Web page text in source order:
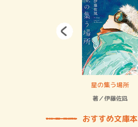
星の集う場所
著／伊藤佐凪
おすすめ文庫本